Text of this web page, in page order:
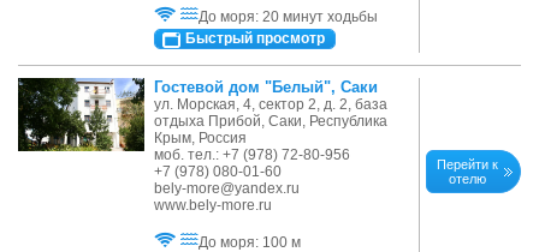
До моря: 20 минут ходьбы
Быстрый просмотр
Гостевой дом "Белый", Саки
ул. Морская, 4, сектор 2, д. 2, база
отдыха Прибой, Саки, Республика
Крым, Россия
моб. тел.: +7 (978) 72-80-956
+7 (978) 080-01-60
bely-more@yandex.ru
www.bely-more.ru
До моря: 100 м
Перейти к
отелю